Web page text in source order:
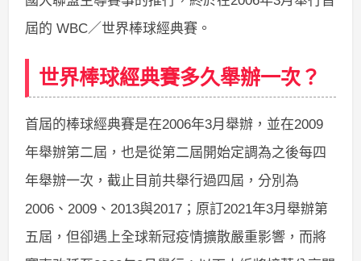
屆的 WBC／世界棒球經典賽。
世界棒球經典賽多久舉辦一次？
首屆的棒球經典賽是在2006年3月舉辦，並在2009
年舉辦第二屆，也是從第二屆開始定調為之後每四
年舉辦一次，截止目前共舉行過四屆，分別為
2006、2009、2013與2017；原訂2021年3月舉辦第
五屆，但卻遇上全球新冠疫情擴散嚴重影響，而將